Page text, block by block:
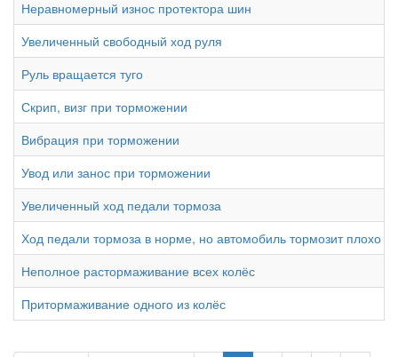
Неравномерный износ протектора шин
Увеличенный свободный ход руля
Руль вращается туго
Скрип, визг при торможении
Вибрация при торможении
Увод или занос при торможении
Увеличенный ход педали тормоза
Ход педали тормоза в норме, но автомобиль тормозит плохо
Неполное растормаживание всех колёс
Притормаживание одного из колёс